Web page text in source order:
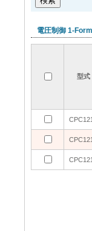
電圧制御 1-
型式
型式
型式
型式